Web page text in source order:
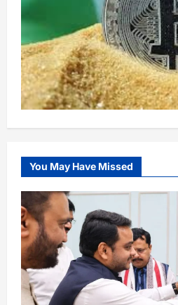
You May Have Missed